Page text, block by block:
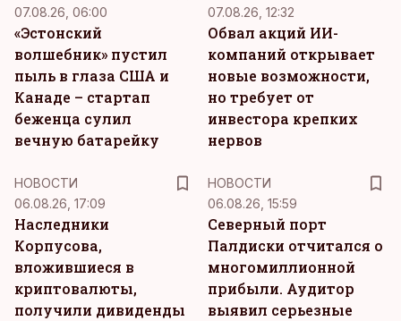
07.08.26, 06:00
«Эстонский
волшебник» пустил
пыль в глаза США и
Канаде – стартап
беженца сулил
вечную батарейку
07.08.26, 12:32
Обвал акций ИИ-
компаний открывает
новые возможности,
но требует от
инвестора крепких
нервов
НОВОСТИ
06.08.26, 17:09
Наследники
Корпусова,
вложившиеся в
криптовалюты,
получили дивиденды
НОВОСТИ
06.08.26, 15:59
Северный порт
Палдиски отчитался о
многомиллионной
прибыли. Аудитор
выявил серьезные